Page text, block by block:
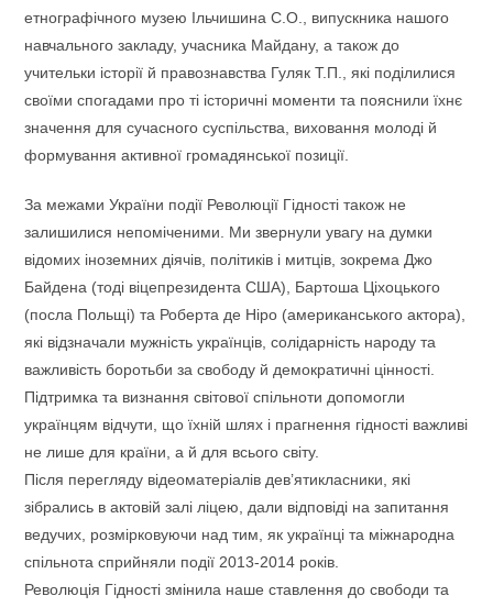
етнографічного музею Ільчишина С.О., випускника нашого
навчального закладу, учасника Майдану, а також до
учительки історії й правознавства Гуляк Т.П., які поділилися
своїми спогадами про ті історичні моменти та пояснили їхнє
значення для сучасного суспільства, виховання молоді й
формування активної громадянської позиції.
За межами України події Революції Гідності також не
залишилися непоміченими. Ми звернули увагу на думки
відомих іноземних діячів, політиків і митців, зокрема Джо
Байдена (тоді віцепрезидента США), Бартоша Ціхоцького
(посла Польщі) та Роберта де Ніро (американського актора),
які відзначали мужність українців, солідарність народу та
важливість боротьби за свободу й демократичні цінності.
Підтримка та визнання світової спільноти допомогли
українцям відчути, що їхній шлях і прагнення гідності важливі
не лише для країни, а й для всього світу.
Після перегляду відеоматеріалів дев’ятикласники, які
зібрались в актовій залі ліцею, дали відповіді на запитання
ведучих, розмірковуючи над тим, як українці та міжнародна
спільнота сприйняли події 2013-2014 років.
Революція Гідності змінила наше ставлення до свободи та